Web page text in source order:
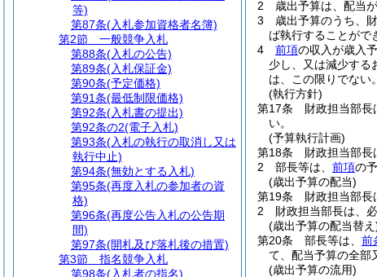
2
歳出予算は、配当
3
歳出予算のうち、
ば執行することがで
4
前項の収入が歳入
少し、又は減少する
は、この限りでない。
(執行方針)
第17条
財政担当部
い。
(予算執行計画)
第18条
財政担当部長
2
部長等は、 前項の
(歳出予算の配当)
第19条
財政担当部長
2
財政担当部長は、
(歳出予算の配当替え
第20条
部長等は、 前
て、配当予算の全部
(歳出予算の流用)
等)
第87条(入札参加資格者名簿)
第2節
一般競争入札
第88条(入札の公告)
第89条(入札保証金)
第90条(予定価格)
第91条(最低制限価格)
第92条(入札書の提出)
第92条の2(電子入札)
第93条(入札の執行の取消し又は
執行中止)
第94条(無効とする入札)
第95条(再度入札の参加者の資
格)
第96条(再度公告入札の公告期
間)
第97条(開札及び落札後の措置)
第3節
指名競争入札
第98条(入札者の指名)